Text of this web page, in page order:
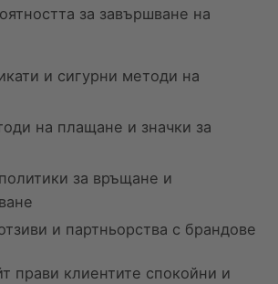
за завършване на
и сигурни методи на
на плащане и значки за
за връщане и
и партньорства с брандове
прави клиентите спокойни и